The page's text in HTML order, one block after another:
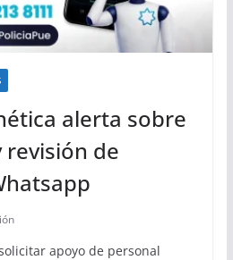
alerta sobre
revisión de
apoyo de personal